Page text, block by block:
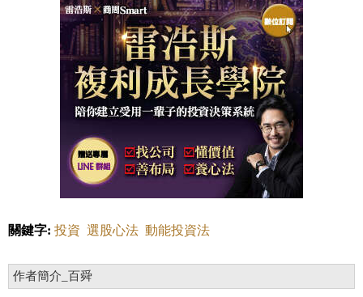
關鍵字: 投資 選股心法 動能投資法
作者簡介_百舜